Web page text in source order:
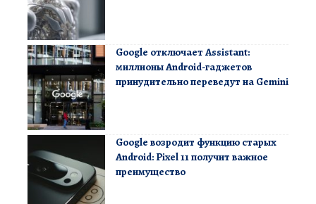
Google отключает Assistant:
миллионы Android-гаджетов
принудительно переведут на Gemini
Google возродит функцию старых
Android: Pixel 11 получит важное
преимущество